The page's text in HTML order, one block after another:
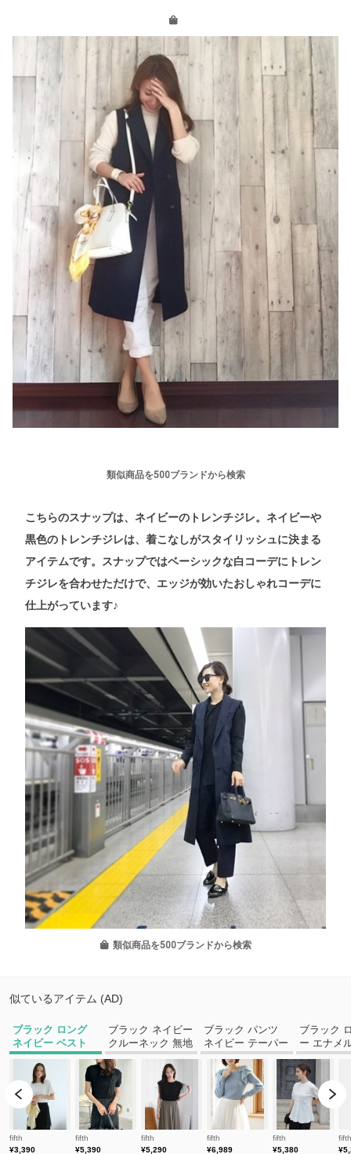
類似商品を500ブランドから検索
こちらのスナップは、ネイビーのトレンチジレ。ネイビーや
黒色のトレンチジレは、着こなしがスタイリッシュに決まる
アイテムです。スナップではベーシックな白コーデにトレン
チジレを合わせただけで、エッジが効いたおしゃれコーデに
仕上がっています♪
類似商品を500ブランドから検索